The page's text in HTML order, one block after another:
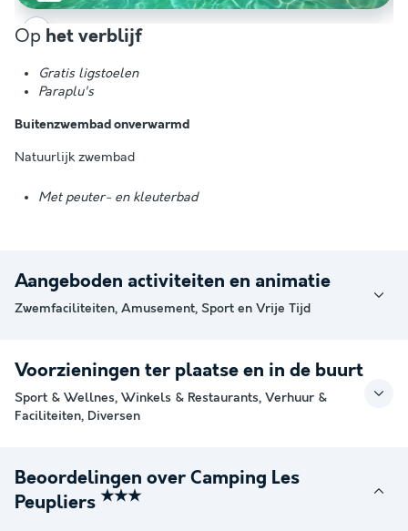
Op het verblijf
Gratis ligstoelen
Paraplu's
Buitenzwembad onverwarmd
Natuurlijk zwembad
Met peuter- en kleuterbad
Aangeboden activiteiten en animatie
Zwemfaciliteiten, Amusement, Sport en Vrije Tijd
Voorzieningen ter plaatse en in de buurt
Sport & Wellnes, Winkels & Restaurants, Verhuur &
Faciliteiten, Diversen
Beoordelingen over Camping Les
Peupliers ★★★